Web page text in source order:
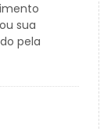
sua
pela